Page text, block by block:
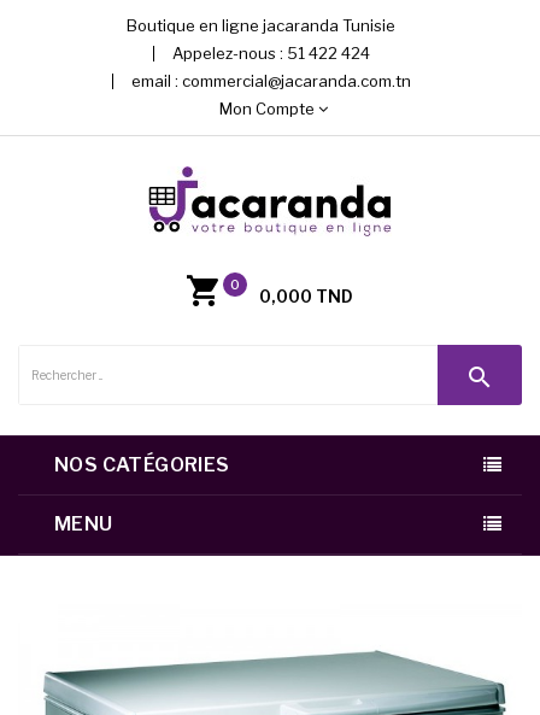
Boutique en ligne jacaranda Tunisie
Appelez-nous : 51 422 424
email : commercial@jacaranda.com.tn
Mon Compte
0
0,000 TND
search
NOS CATÉGORIES
MENU